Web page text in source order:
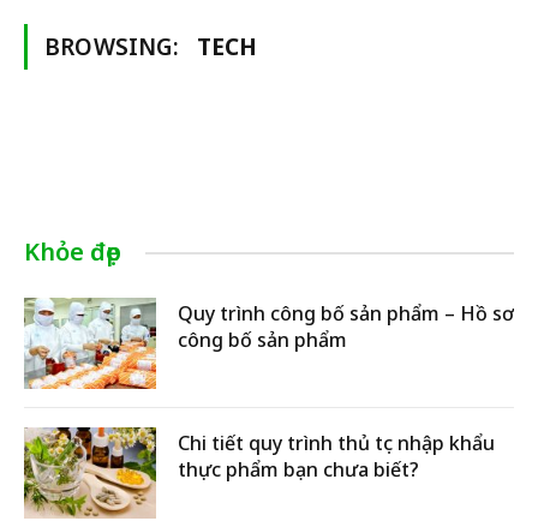
BROWSING: TECH
Khỏe đẹp
Quy trình công bố sản phẩm – Hồ sơ
công bố sản phẩm
Chi tiết quy trình thủ tục nhập khẩu
thực phẩm bạn chưa biết?